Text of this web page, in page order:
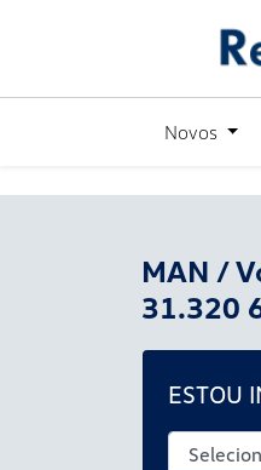
Novos
MAN /
31.320
ESTOU